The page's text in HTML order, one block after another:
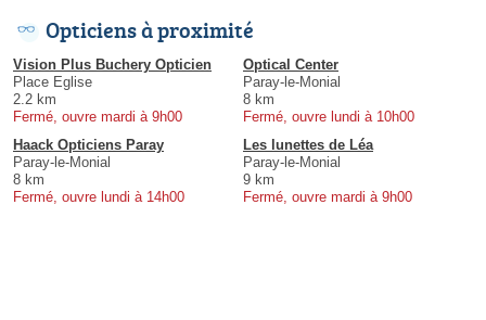
Opticiens à proximité
Vision Plus Buchery Opticien
Place Eglise
2.2 km
Fermé, ouvre mardi à 9h00
Optical Center
Paray-le-Monial
8 km
Fermé, ouvre lundi à 10h00
Haack Opticiens Paray
Paray-le-Monial
8 km
Fermé, ouvre lundi à 14h00
Les lunettes de Léa
Paray-le-Monial
9 km
Fermé, ouvre mardi à 9h00